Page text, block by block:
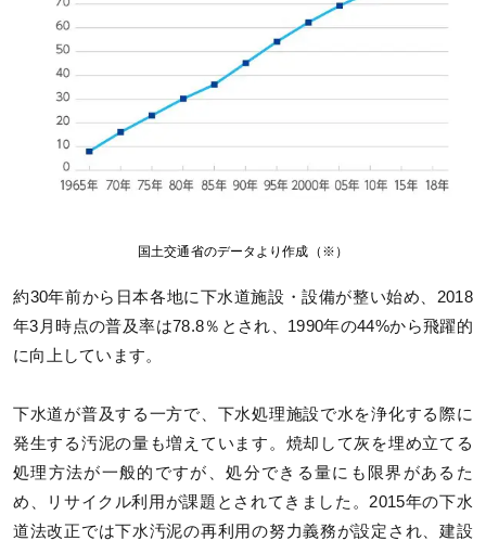
国土交通省のデータより作成（※）
約30年前から日本各地に下水道施設・設備が整い始め、2018
年3月時点の普及率は78.8％とされ、1990年の44%から飛躍的
に向上しています。
下水道が普及する一方で、下水処理施設で水を浄化する際に
発生する汚泥の量も増えています。焼却して灰を埋め立てる
処理方法が一般的ですが、処分できる量にも限界があるた
め、リサイクル利用が課題とされてきました。2015年の下水
道法改正では下水汚泥の再利用の努力義務が設定され、建設